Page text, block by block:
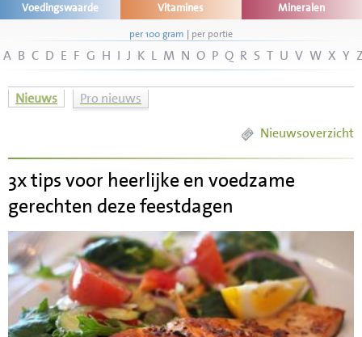
Disclaimer
Voedingswaarde Vitamines Mineralen
per 100 gram | per portie
A B C D E F G H I J K L M N O P Q R S T U V W X Y
Nieuws Pro nieuws
Nieuwsoverzicht
3x tips voor heerlijke en voedzame
gerechten deze feestdagen